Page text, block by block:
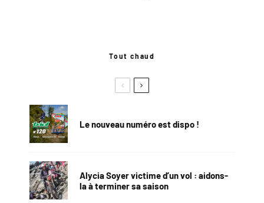
Tout chaud
Le nouveau numéro est dispo !
Alycia Soyer victime d’un vol : aidons-
la à terminer sa saison